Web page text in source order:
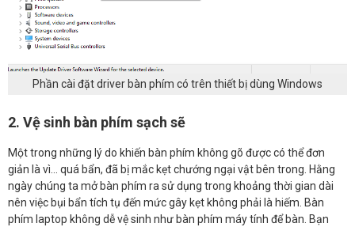
Phần cài đặt driver bàn phím có trên thiết bị dùng Windows
2. Vệ sinh bàn phím sạch sẽ
Một trong những lý do khiến bàn phím không gõ được có thể đơn
giản là vì… quá bẩn, đã bị mắc kẹt chướng ngại vật bên trong. Hằng
ngày chúng ta mở bàn phím ra sử dụng trong khoảng thời gian dài
nên việc bụi bẩn tích tụ đến mức gây kẹt không phải là hiếm. Bàn
phím laptop không dễ vệ sinh như bàn phím máy tính để bàn. Bạn